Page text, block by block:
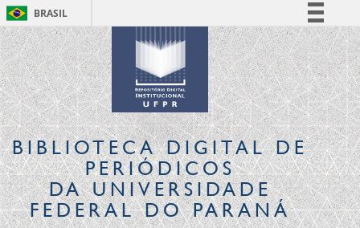
BRASIL
Simplifique!
Comunica BR
Participe
Acesso à informação
Legislação
Canais
BIBLIOTECA DIGITALDE
PERIÓDICOS
DA UNIVERSIDADE
FEDERAL DO PARANÁ